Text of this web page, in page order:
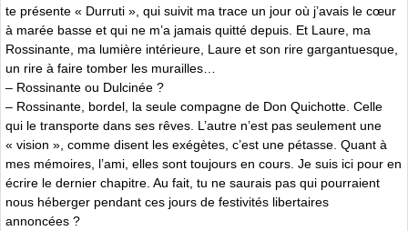
te présente « Durruti », qui suivit ma trace un jour où j’avais le cœur
à marée basse et qui ne m’a jamais quitté depuis. Et Laure, ma
Rossinante, ma lumière intérieure, Laure et son rire gargantuesque,
un rire à faire tomber les murailles…
– Rossinante ou Dulcinée ?
– Rossinante, bordel, la seule compagne de Don Quichotte. Celle
qui le transporte dans ses rêves. L’autre n’est pas seulement une
« vision », comme disent les exégètes, c’est une pétasse. Quant à
mes mémoires, l’ami, elles sont toujours en cours. Je suis ici pour en
écrire le dernier chapitre. Au fait, tu ne saurais pas qui pourraient
nous héberger pendant ces jours de festivités libertaires
annoncées ?